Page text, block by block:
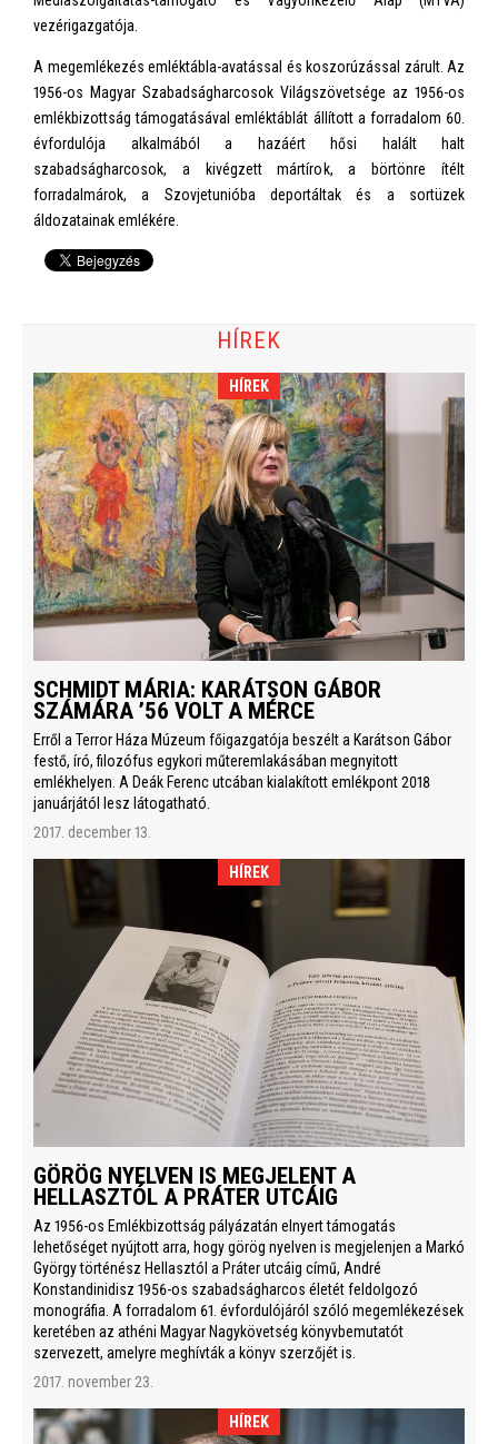
vezérigazgatója.
A megemlékezés emléktábla-avatással és koszorúzással zárult. Az
1956-os Magyar Szabadságharcosok Világszövetsége az 1956-os
emlékbizottság támogatásával emléktáblát állított a forradalom 60.
évfordulója alkalmából a hazáért hősi halált halt
szabadságharcosok, a kivégzett mártírok, a börtönre ítélt
forradalmárok, a Szovjetunióba deportáltak és a sortüzek
áldozatainak emlékére.
HÍREK
HÍREK
SCHMIDT MÁRIA: KARÁTSON GÁBOR
SZÁMÁRA ’56 VOLT A MÉRCE
Erről a Terror Háza Múzeum főigazgatója beszélt a Karátson Gábor
festő, író, filozófus egykori műteremlakásában megnyitott
emlékhelyen. A Deák Ferenc utcában kialakított emlékpont 2018
januárjától lesz látogatható.
2017. december 13.
HÍREK
GÖRÖG NYELVEN IS MEGJELENT A
HELLASZTÓL A PRÁTER UTCÁIG
Az 1956-os Emlékbizottság pályázatán elnyert támogatás
lehetőséget nyújtott arra, hogy görög nyelven is megjelenjen a Markó
György történész Hellasztól a Práter utcáig című, André
Konstandinidisz 1956-os szabadságharcos életét feldolgozó
monográfia. A forradalom 61. évfordulójáról szóló megemlékezések
keretében az athéni Magyar Nagykövetség könyvbemutatót
szervezett, amelyre meghívták a könyv szerzőjét is.
2017. november 23.
HÍREK